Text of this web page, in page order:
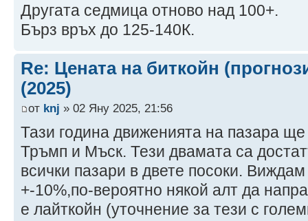
Другата седмица отново над 100+.
Бърз връх до 125-140К.
Re: Цената на биткойн
(2025)
от knj » 02 Яну 2025, 21:56
Тази година движенията на пазара
Тръмп и Мъск. Тези двамата са
всички пазари в двете посоки.
+-10%,по-вероятно някой алт да
е лайткойн (уточнение за тези с